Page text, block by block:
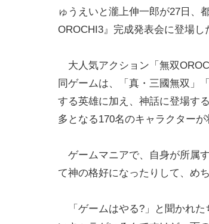
ゅうえいと瀧上伸一郎が27日、
OROCHI3』完成発表会に登場し
大人気アクション「無双
同ゲームは、「真・三國無双」
する英雄に加え、神話に登場す
多となる170名のキャラクターが
ゲームマニアで、自身が所属
て神の格好になったりして、め
「ゲームはやる?」と聞かれた